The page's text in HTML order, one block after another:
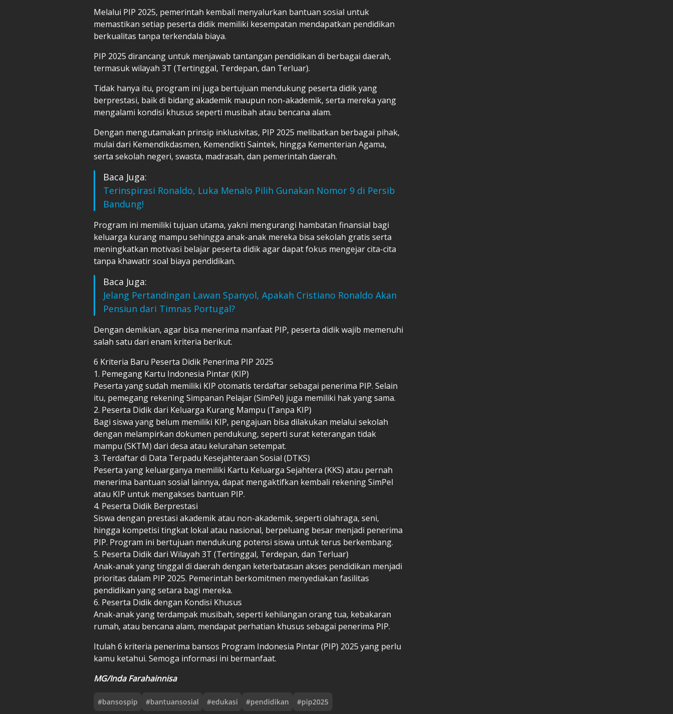
Melalui PIP 2025, pemerintah kembali menyalurkan bantuan sosial untuk
memastikan setiap peserta didik memiliki kesempatan mendapatkan pendidikan
berkualitas tanpa terkendala biaya.
PIP 2025 dirancang untuk menjawab tantangan pendidikan di berbagai daerah,
termasuk wilayah 3T (Tertinggal, Terdepan, dan Terluar).
Tidak hanya itu, program ini juga bertujuan mendukung peserta didik yang
berprestasi, baik di bidang akademik maupun non-akademik, serta mereka yang
mengalami kondisi khusus seperti musibah atau bencana alam.
Dengan mengutamakan prinsip inklusivitas, PIP 2025 melibatkan berbagai pihak,
mulai dari Kemendikdasmen, Kemendikti Saintek, hingga Kementerian Agama,
serta sekolah negeri, swasta, madrasah, dan pemerintah daerah.
Baca Juga:
Terinspirasi Ronaldo, Luka Menalo Pilih Gunakan Nomor 9 di Persib
Bandung!
Program ini memiliki tujuan utama, yakni mengurangi hambatan finansial bagi
keluarga kurang mampu sehingga anak-anak mereka bisa sekolah gratis serta
meningkatkan motivasi belajar peserta didik agar dapat fokus mengejar cita-cita
tanpa khawatir soal biaya pendidikan.
Baca Juga:
Jelang Pertandingan Lawan Spanyol, Apakah Cristiano Ronaldo Akan
Pensiun dari Timnas Portugal?
Dengan demikian, agar bisa menerima manfaat PIP, peserta didik wajib memenuhi
salah satu dari enam kriteria berikut.
6 Kriteria Baru Peserta Didik Penerima PIP 2025
1. Pemegang Kartu Indonesia Pintar (KIP)
Peserta yang sudah memiliki KIP otomatis terdaftar sebagai penerima PIP. Selain
itu, pemegang rekening Simpanan Pelajar (SimPel) juga memiliki hak yang sama.
2. Peserta Didik dari Keluarga Kurang Mampu (Tanpa KIP)
Bagi siswa yang belum memiliki KIP, pengajuan bisa dilakukan melalui sekolah
dengan melampirkan dokumen pendukung, seperti surat keterangan tidak
mampu (SKTM) dari desa atau kelurahan setempat.
3. Terdaftar di Data Terpadu Kesejahteraan Sosial (DTKS)
Peserta yang keluarganya memiliki Kartu Keluarga Sejahtera (KKS) atau pernah
menerima bantuan sosial lainnya, dapat mengaktifkan kembali rekening SimPel
atau KIP untuk mengakses bantuan PIP.
4. Peserta Didik Berprestasi
Siswa dengan prestasi akademik atau non-akademik, seperti olahraga, seni,
hingga kompetisi tingkat lokal atau nasional, berpeluang besar menjadi penerima
PIP. Program ini bertujuan mendukung potensi siswa untuk terus berkembang.
5. Peserta Didik dari Wilayah 3T (Tertinggal, Terdepan, dan Terluar)
Anak-anak yang tinggal di daerah dengan keterbatasan akses pendidikan menjadi
prioritas dalam PIP 2025. Pemerintah berkomitmen menyediakan fasilitas
pendidikan yang setara bagi mereka.
6. Peserta Didik dengan Kondisi Khusus
Anak-anak yang terdampak musibah, seperti kehilangan orang tua, kebakaran
rumah, atau bencana alam, mendapat perhatian khusus sebagai penerima PIP.
Itulah 6 kriteria penerima bansos Program Indonesia Pintar (PIP) 2025 yang perlu
kamu ketahui. Semoga informasi ini bermanfaat.
MG/Inda Farahainnisa
#bansospip #bantuansosial #edukasi #pendidikan #pip2025